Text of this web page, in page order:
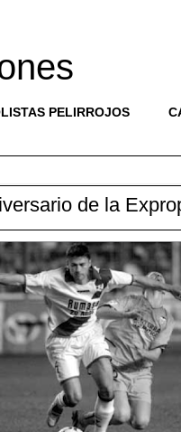
PELIRROJOS
de la